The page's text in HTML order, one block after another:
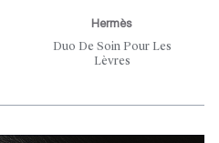
Hermès
Duo De Soin Pour Les
Lèvres